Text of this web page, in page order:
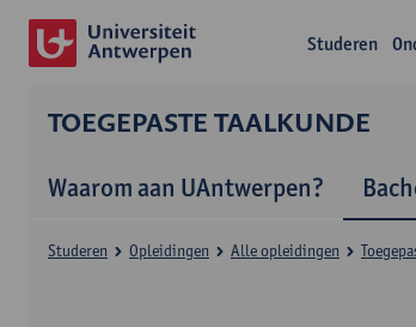
Studeren
TOEGEPASTE TAALKUNDE
Waarom aan UAntwerpen?
Studeren Opleidingen Alle opleidingen